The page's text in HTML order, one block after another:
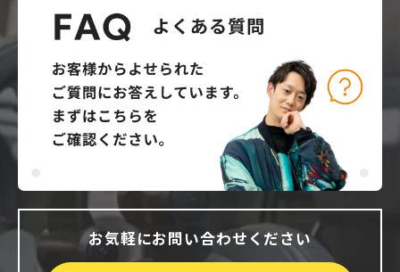
お気軽にお問い合わせください